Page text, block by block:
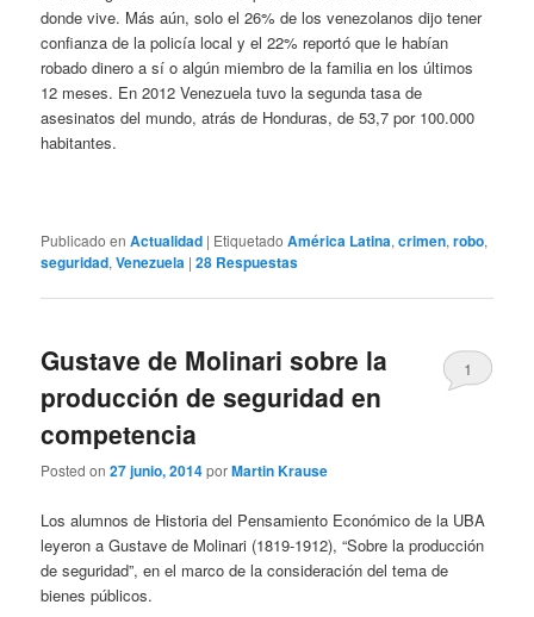
donde vive. Más aún, solo el 26% de los venezolanos dijo tener
confianza de la policía local y el 22% reportó que le habían
robado dinero a sí o algún miembro de la familia en los últimos
12 meses. En 2012 Venezuela tuvo la segunda tasa de
asesinatos del mundo, atrás de Honduras, de 53,7 por 100.000
habitantes.
Publicado en Actualidad | Etiquetado América Latina,crimen,robo,
seguridad,Venezuela |28 Respuestas
Gustave de Molinari sobre la
producción de seguridad en
competencia
Posted on27 junio, 2014porMartin Krause
1
Los alumnos de Historia del Pensamiento Económico de la UBA
leyeron a Gustave de Molinari (1819-1912), “Sobre la producción
de seguridad”, en el marco de la consideración del tema de
bienes públicos.